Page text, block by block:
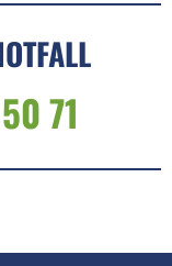
71